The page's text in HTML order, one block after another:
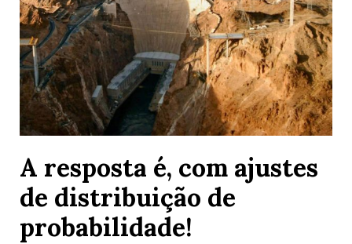
A resposta é, com ajustes
de distribuição de
probabilidade!